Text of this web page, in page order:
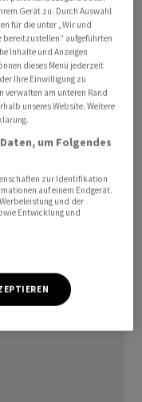
Bislang schrieb
Bundestag ist
nationalen
im
des Rats der EU
Parlaments
in Kraft treten
genehmigt
Gerät zu. Durch Auswahl
für die unter „Wir und
bereitzustellen“ aufgeführten
Inhalte und Anzeigen
dieses Menü jederzeit
Ihre Einwilligung zu
verwalten am unteren Rand
unseres Website. Weitere
um Folgendes
zur Identifikation
auf einem Endgerät.
und der
Entwicklung und